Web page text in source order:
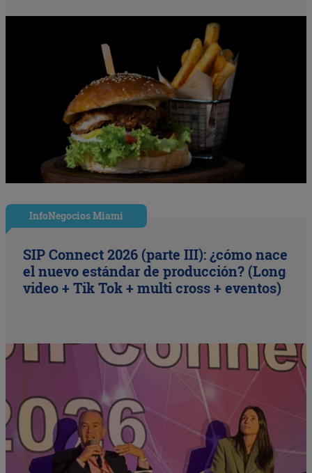
InfoNegocios Miami
SIP Connect 2026 (parte III): ¿cómo nace
el nuevo estándar de producción? (Long
video + Tik Tok + multi cross + eventos)